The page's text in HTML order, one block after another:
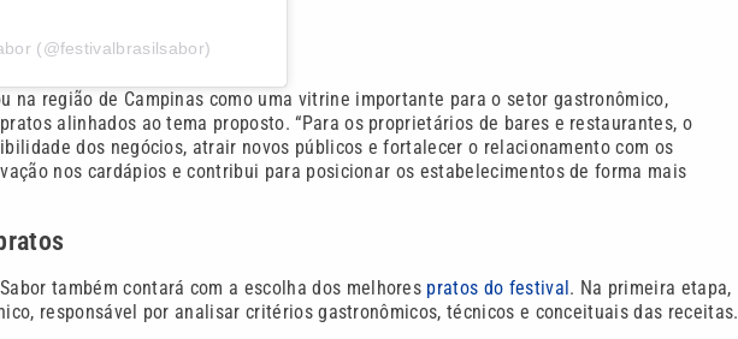
(@festivalbrasilsabor)
na região de Campinas como uma vitrine importante para o setor gastronômico,
alinhados ao tema proposto. “Para os proprietários de bares e restaurantes, o
dos negócios, atrair novos públicos e fortalecer o relacionamento com os
nos cardápios e contribui para posicionar os estabelecimentos de forma mais
também contará com a escolha dos melhores pratos do festival. Na primeira etapa,
responsável por analisar critérios gastronômicos, técnicos e conceituais das receitas.